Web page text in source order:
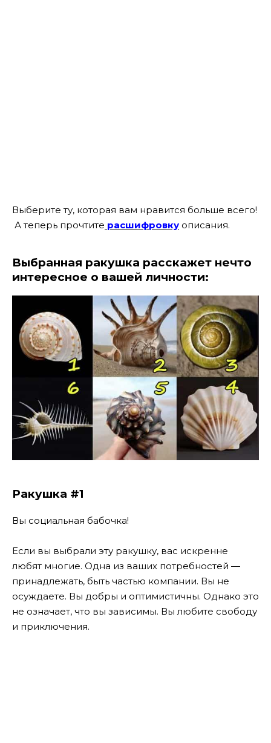
Выберите ту, которая вам нравится больше всего!
А теперь прочтите расшифровку описания.
Выбранная ракушка расскажет нечто
интересное о вашей личности:
Ракушка #1
Вы социальная бабочка!
Если вы выбрали эту ракушку, вас искренне
любят многие. Одна из ваших потребностей —
принадлежать, быть частью компании. Вы не
осуждаете. Вы добры и оптимистичны. Однако это
не означает, что вы зависимы. Вы любите свободу
и приключения.